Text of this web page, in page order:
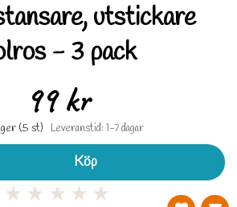
utstickare
- 3 pack
99 kr
(5 st) Leveranstid: 1-7 dagar
Köp
★ ★ ★ ★ ★